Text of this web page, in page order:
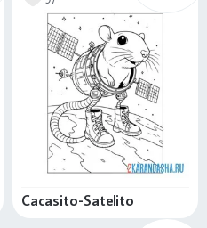
Cacasito-Satelito